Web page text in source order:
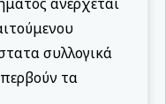
συλλογικά
τα